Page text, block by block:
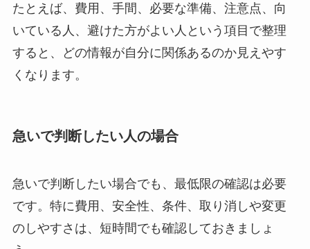
たとえば、費用、手間、必要な準備、注意点、向
いている人、避けた方がよい人という項目で整理
すると、どの情報が自分に関係あるのか見えやす
くなります。
急いで判断したい人の場合
急いで判断したい場合でも、最低限の確認は必要
です。特に費用、安全性、条件、取り消しや変更
のしやすさは、短時間でも確認しておきましょ